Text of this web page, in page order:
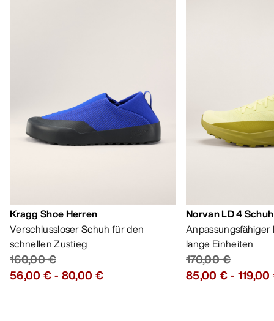
Kragg Shoe Herren
Verschlussloser Schuh für den
schnellen Zustieg
160,00 €
56,00 €- 80,00 €
Norvan LD 4
lange Einheiten
170,00 €
85,00 €-